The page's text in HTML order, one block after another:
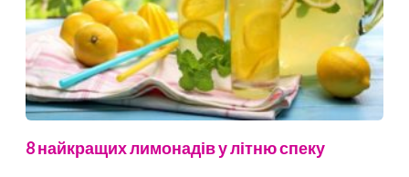
8 найкращих лимонадів у літню спеку